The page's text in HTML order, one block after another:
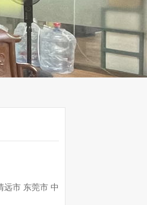
远市 东莞市 中